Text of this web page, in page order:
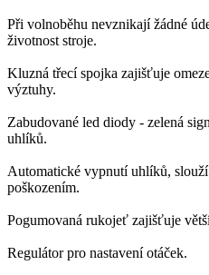
Při volnoběhu nevznikají žádné
životnost stroje.
Kluzná třecí spojka zajišťuje
výztuhy.
Zabudované led diody - zelená
uhlíků.
Automatické vypnutí uhlíků,
poškozením.
Pogumovaná rukojeť zajišťuje
Regulátor pro nastavení otáček.